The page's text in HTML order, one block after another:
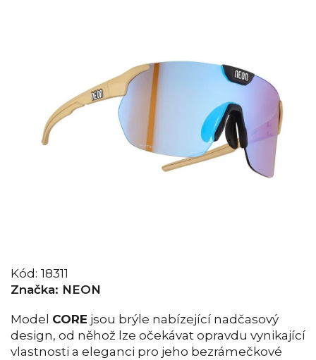
Kód: 18311
Značka: NEON
Model CORE jsou brýle nabízející nadčasový
design, od něhož lze očekávat opravdu vynikající
vlastnosti a eleganci pro jeho bezrámečkové